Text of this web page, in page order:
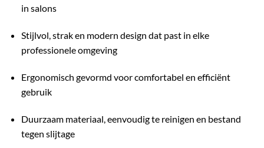
in salons
Stijlvol, strak en modern design dat past in elke
professionele omgeving
Ergonomisch gevormd voor comfortabel en efficiënt
gebruik
Duurzaam materiaal, eenvoudig te reinigen en bestand
tegen slijtage